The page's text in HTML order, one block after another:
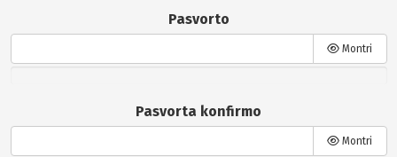
Pasvorto
Montri
Pasvorta konfirmo
Montri